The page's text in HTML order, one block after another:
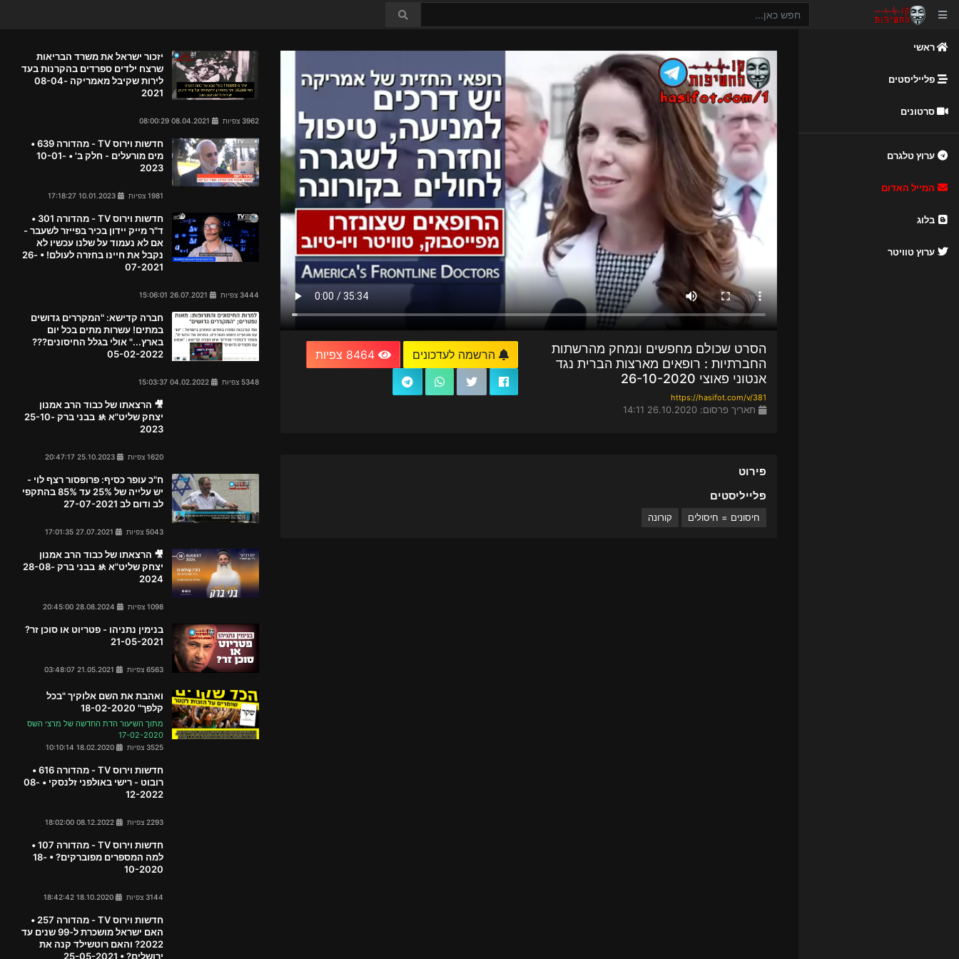
ראשי
פלייליסטים
סרטונים
ערוץ טלגרם
המייל האדום
בלוג
ערוץ טוויטר
הסרט שכולם מחפשים ונמחק מהרשתות
החברתיות : רופאים מארצות הברית נגד
אנטוני פאוצי 26-10-2020
https://hasifot.com/v/381
תאריך פרסום: 26.10.2020 14:11
הרשמה לעדכונים
פירוט
פלייליסטים
חיסונים = חיסולים קורונה
יזכור ישראל את משרד הבריאות
שרצח ילדים ספרדים בהקרנות בעד
לירות שקיבל מאמריקה 08-04-
2021
3962 צפיות
חדשות וירוס TV - מהדורה 639 •
מים מורעלים - חלק ב' • 10-01-
2023
1981 צפיות
חדשות וירוס TV - מהדורה 301 •
ד"ר מייק יידון בכיר בפייזר לשעבר -
אם לא נעמוד על שלנו עכשיו לא
נקבל את חיינו בחזרה לעולם! • 26-
07-2021
3444 צפיות
חברה קדישא: "המקררים גדושים
במתים! עשרות מתים בכל יום
בארץ..." אולי בגלל החיסונים???
05-02-2022
5348 צפיות
🎥 הרצאתו של כבוד הרב אמנון
יצחק שליט"א 🚸 בבני ברק 25-10-
2023
1620 צפיות
ח"כ עופר כסיף: פרופסור רצף לוי -
יש עלייה של 25% עד 85% בהתקפי
לב ודום לב 27-07-2021
5043 צפיות
🎥 הרצאתו של כבוד הרב אמנון
יצחק שליט"א 🚸 בבני ברק 28-08-
2024
1098 צפיות
בנימין נתניהו - פטריוט או סוכן זר?
21-05-2021
6563 צפיות
ואהבת את השם אלוקיך "בכל
קלפך" 18-02-2020
מתוך השיעור הדת החדשה של מרצי השס
17-02-2020
3525 צפיות
חדשות וירוס TV - מהדורה 616 •
רובוט - רישי באולפני זלנסקי • 08-
12-2022
2293 צפיות
חדשות וירוס TV - מהדורה 107 •
למה המספרים מפוברקים? • 18-
10-2020
3144 צפיות
חדשות וירוס TV - מהדורה 257 •
האם ישראל מושכרת ל-99 שנים עד
2022? והאם רוטשילד קנה את
ירושלים? • 25-05-2021